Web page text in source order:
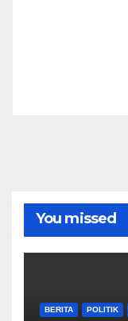
You missed
BERITA POLITIK